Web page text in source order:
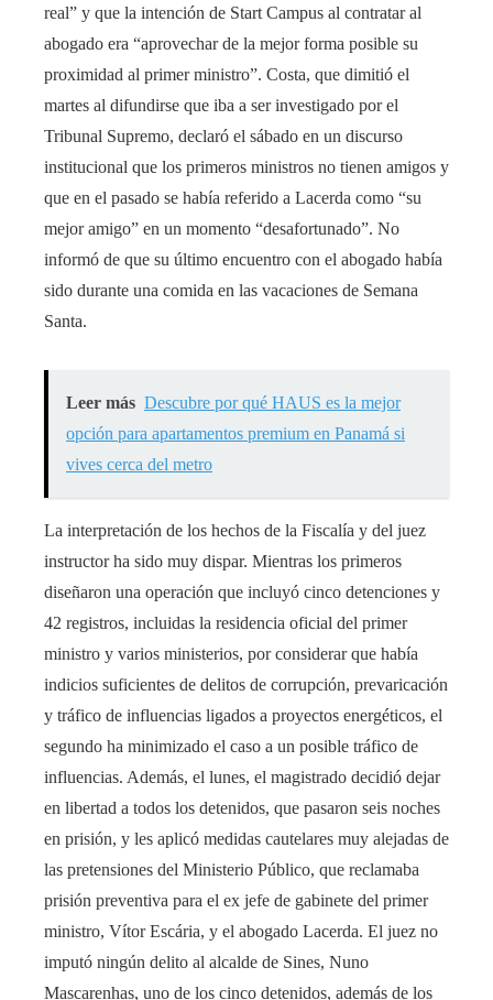
real” y que la intención de Start Campus al contratar al
abogado era “aprovechar de la mejor forma posible su
proximidad al primer ministro”. Costa, que dimitió el
martes al difundirse que iba a ser investigado por el
Tribunal Supremo, declaró el sábado en un discurso
institucional que los primeros ministros no tienen amigos y
que en el pasado se había referido a Lacerda como “su
mejor amigo” en un momento “desafortunado”. No
informó de que su último encuentro con el abogado había
sido durante una comida en las vacaciones de Semana
Santa.
Leer más Descubre por qué HAUS es la mejor
opción para apartamentos premium en Panamá si
vives cerca del metro
La interpretación de los hechos de la Fiscalía y del juez
instructor ha sido muy dispar. Mientras los primeros
diseñaron una operación que incluyó cinco detenciones y
42 registros, incluidas la residencia oficial del primer
ministro y varios ministerios, por considerar que había
indicios suficientes de delitos de corrupción, prevaricación
y tráfico de influencias ligados a proyectos energéticos, el
segundo ha minimizado el caso a un posible tráfico de
influencias. Además, el lunes, el magistrado decidió dejar
en libertad a todos los detenidos, que pasaron seis noches
en prisión, y les aplicó medidas cautelares muy alejadas de
las pretensiones del Ministerio Público, que reclamaba
prisión preventiva para el ex jefe de gabinete del primer
ministro, Vítor Escária, y el abogado Lacerda. El juez no
imputó ningún delito al alcalde de Sines, Nuno
Mascarenhas, uno de los cinco detenidos, además de los